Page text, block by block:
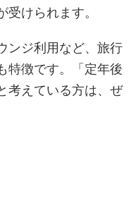
受けられます。
ンジ利用など、旅行
特徴です。「定年後
考えている方は、ぜ